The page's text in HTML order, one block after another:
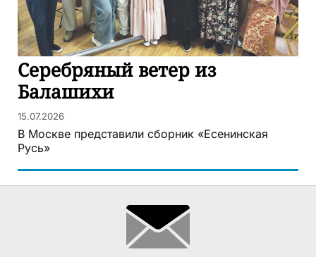
Серебряный ветер из
Балашихи
15.07.2026
В Москве представили сборник «Есенинская
Русь»